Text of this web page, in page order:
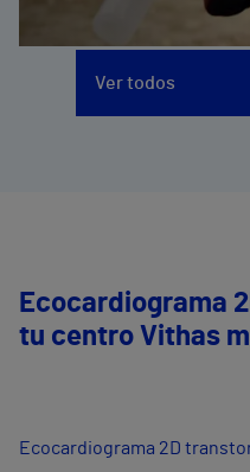
Ver todos
Ecocardiograma
tu centro Vithas
Ecocardiograma 2D